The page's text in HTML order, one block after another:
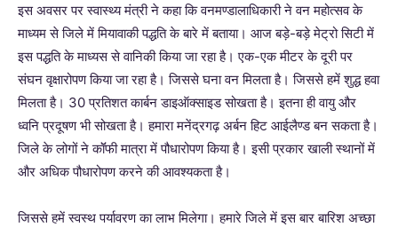
इस अवसर पर स्वास्थ्य मंत्री ने कहा कि वनमण्डालाधिकारी ने वन महोत्सव के
माध्यम से जिले में मियावाकी पद्धति के बारे में बताया। आज बड़े-बड़े मेट्रो सिटी में
इस पद्धति के माध्यस से वानिकी किया जा रहा है। एक-एक मीटर के दूरी पर
संघन वृक्षारोपण किया जा रहा है। जिससे घना वन मिलता है। जिससे हमें शुद्ध हवा
मिलता है। 30 प्रतिशत कार्बन डाइऑक्साइड सोखता है। इतना ही वायु और
ध्वनि प्रदूषण भी सोखता है। हमारा मनेंद्रगढ़ अर्बन हिट आईलैण्ड बन सकता है।
जिले के लोगों ने कॉॅफी मात्रा में पौधारोपण किया है। इसी प्रकार खाली स्थानों में
और अधिक पौधारोपण करने की आवश्यकता है।
जिससे हमें स्वस्थ पर्यावरण का लाभ मिलेगा। हमारे जिले में इस बार बारिश अच्छा